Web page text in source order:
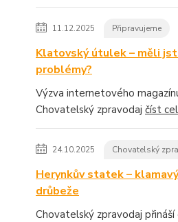
11.12.2025 Připravujeme
Klatovský útulek – měli
problémy?
Výzva internetového
Chovatelský zpravodaj číst
24.10.2025 Chovatelský
Herynkův statek –
drůbeže
Chovatelský zpravodaj přináší